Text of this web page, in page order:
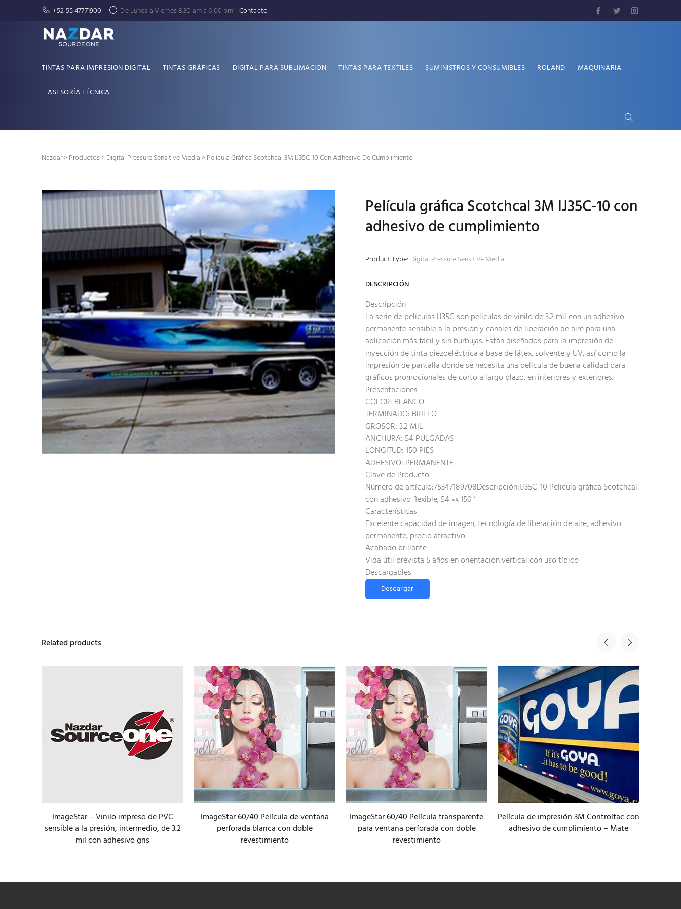
+52 55 47771900 De Lunes a Viernes 8:30 am a 6:00 pm -Contacto
TINTAS PARA IMPRESION DIGITAL TINTAS GRÁFICAS DIGITAL PARA SUBLIMACION TINTAS PARA TEXTILES SUMINISTROS Y CONSUMIBLES ROLAND MAQUINARIA
ASESORÍA TÉCNICA
Nazdar>Productos>Digital Pressure Sensitive Media> Película Gráfica Scotchcal 3M IJ35C-10 Con Adhesivo De Cumplimiento
Película gráfica Scotchcal 3M IJ35C-10 con
adhesivo de cumplimiento
Product Type: Digital Pressure Sensitive Media
DESCRIPCIÓN
Descripción
La serie de películas IJ35C son películas de vinilo de 3.2 mil con un adhesivo
permanente sensible a la presión y canales de liberación de aire para una
aplicación más fácil y sin burbujas. Están diseñados para la impresión de
inyección de tinta piezoeléctrica a base de látex, solvente y UV, así como la
impresión de pantalla donde se necesita una película de buena calidad para
gráficos promocionales de corto a largo plazo, en interiores y exteriores.
Presentaciones
COLOR: BLANCO
TERMINADO: BRILLO
GROSOR: 3.2 MIL
ANCHURA: 54 PULGADAS
LONGITUD: 150 PIES
ADHESIVO: PERMANENTE
Clave de Producto
Número de artículo:75347189708Descripción:IJ35C-10 Película gráfica Scotchcal
con adhesivo flexible, 54 «x 150 ‘
Características
Excelente capacidad de imagen, tecnología de liberación de aire, adhesivo
permanente, precio atractivo
Acabado brillante
Vida útil prevista 5 años en orientación vertical con uso típico
Descargables
Descargar
Related products
ImageStar – Vinilo impreso de PVC
sensible a la presión, intermedio, de 3.2
mil con adhesivo gris
ImageStar 60/40 Película de ventana
perforada blanca con doble
revestimiento
ImageStar 60/40 Película transparente
para ventana perforada con doble
revestimiento
Película de impresión 3M Controltac con
adhesivo de cumplimiento – Mate